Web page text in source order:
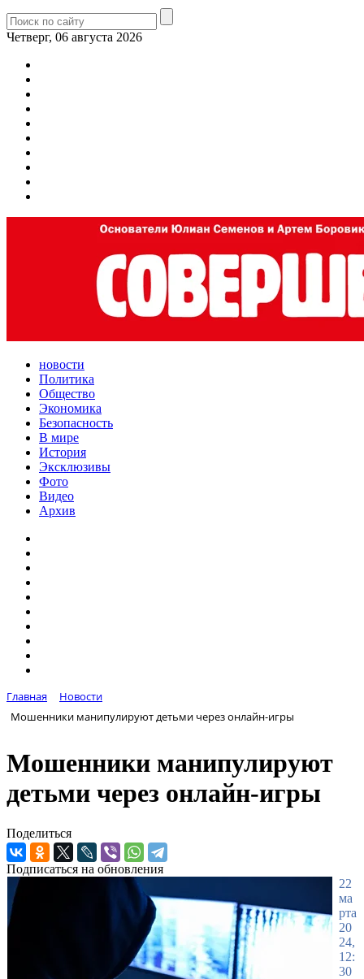
Четверг, 06 августа 2026
новости
Политика
Общество
Экономика
Безопасность
В мире
История
Эксклюзивы
Фото
Видео
Архив
Главная
Новости
Мошенники манипулируют детьми через онлайн-игры
Мошенники манипулируют
детьми через онлайн-игры
Поделиться
Подписаться на обновления
22
ма
рта
20
24,
12:
30